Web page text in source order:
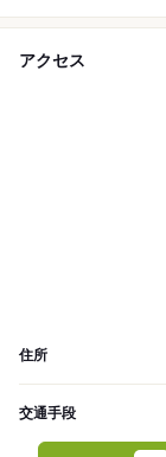
アクセス
住所
交通手段